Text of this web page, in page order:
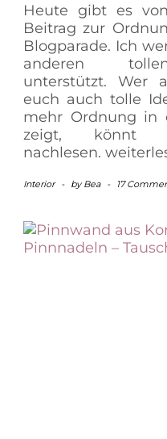
Heute gibt es
Beitrag zur
Blogparade. Ich
anderen
unterstützt. Wer
euch auch tolle
mehr Ordnung in
zeigt, könnt
nachlesen.
Interior - byBea - 17